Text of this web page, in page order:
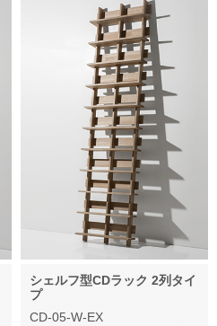
シェルフ型CDラック 2列タイ
プ
CD-05-W-EX